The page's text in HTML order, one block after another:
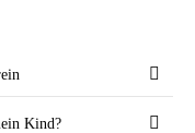
Kind?